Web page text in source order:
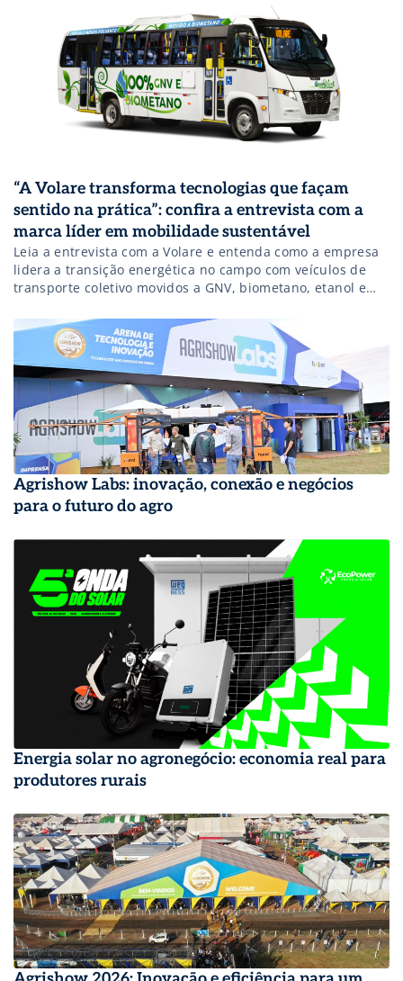
“A Volare transforma tecnologias que façam
sentido na prática”: confira a entrevista com a
marca líder em mobilidade sustentável
Leia a entrevista com a Volare e entenda como a empresa
lidera a transição energética no campo com veículos de
transporte coletivo movidos a GNV, biometano, etanol e
Agrishow Labs: inovação, conexão e negócios
para o futuro do agro
Energia solar no agronegócio: economia real para
produtores rurais